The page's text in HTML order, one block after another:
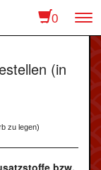
0
(in
zu legen)
bzw.